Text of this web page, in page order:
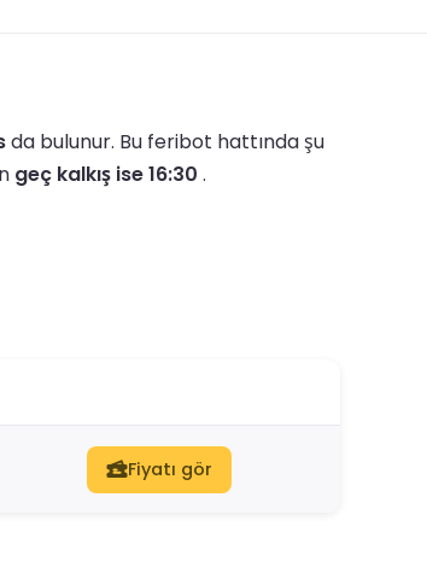
da bulunur. Bu feribot hattında şu
geç kalkış ise 16:30 .
Fiyatı gör